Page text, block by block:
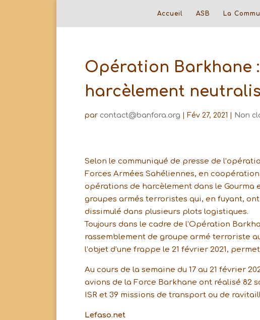
Accueil ASB La
Opération Barkhane
harcèlement
par contact@banfora.org Fév 27, 2021 Non
Selon le communiqué de presse de
Forces Armées Sahéliennes, en
opérations de harcèlement dans le
groupes armés terroristes qui, en fuyant,
dissimulé dans plusieurs plots logistiques.
Toujours dans le cadre de l’Opération
rassemblement de groupe armé terroriste
l’objet d’une frappe le 21 février 2021,
Au cours de la semaine du 17 au 21 février
avions de la Force Barkhane ont réalisé 82
ISR et 39 missions de transport ou de
Lefaso.net